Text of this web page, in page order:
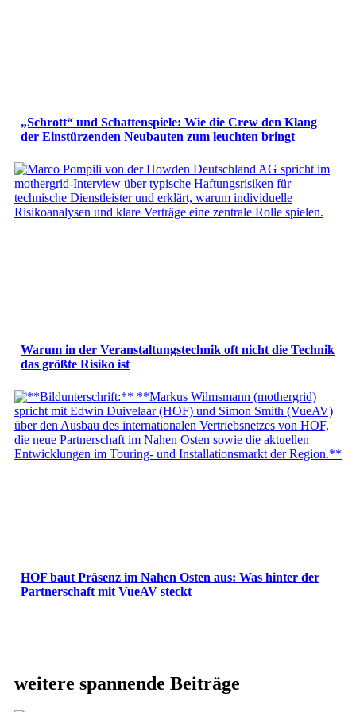
„Schrott“ und Schattenspiele: Wie die Crew den Klang
der Einstürzenden Neubauten zum leuchten bringt
Warum in der Veranstaltungstechnik oft nicht die Technik
das größte Risiko ist
HOF baut Präsenz im Nahen Osten aus: Was hinter der
Partnerschaft mit VueAV steckt
weitere spannende Beiträge